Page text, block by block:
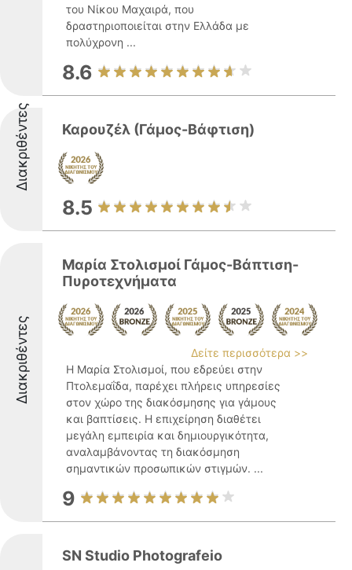
του Νίκου Μαχαιρά, που
δραστηριοποιείται στην Ελλάδα με
πολύχρονη ...
8.6
Διακριθέντες Καρουζέλ (Γάμος-Βάφτιση)
8.5
Διακριθέντες
Mαρία Στολισμοί Γάμος-Βάπτιση-
Πυροτεχνήματα
Δείτε περισσότερα >>
Η Μαρία Στολισμοί, που εδρεύει στην
Πτολεμαΐδα, παρέχει πλήρεις υπηρεσίες
στον χώρο της διακόσμησης για γάμους
και βαπτίσεις. Η επιχείρηση διαθέτει
μεγάλη εμπειρία και δημιουργικότητα,
αναλαμβάνοντας τη διακόσμηση
σημαντικών προσωπικών στιγμών. ...
9
SN Studio Photografeio